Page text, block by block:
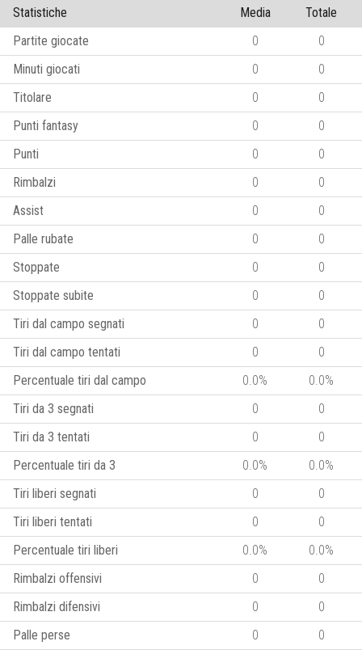
Statistiche Media
Totale
Partite giocate
0
0
Minuti giocati
0
0
Titolare
0
0
Punti fantasy
0
0
Punti
0
0
Rimbalzi
0
0
Assist
0
0
Palle rubate
0
0
Stoppate
0
0
Stoppate subite
0
0
Tiri dal campo segnati
0
0
Tiri dal campo tentati
0
0
Percentuale tiri dal campo
0.0%
0.0%
Tiri da 3 segnati
0
0
Tiri da 3 tentati
0
0
Percentuale tiri da 3
0.0%
0.0%
Tiri liberi segnati
0
0
Tiri liberi tentati
0
0
Percentuale tiri liberi
0.0%
0.0%
Rimbalzi offensivi
0
0
Rimbalzi difensivi
0
0
Palle perse
0
0